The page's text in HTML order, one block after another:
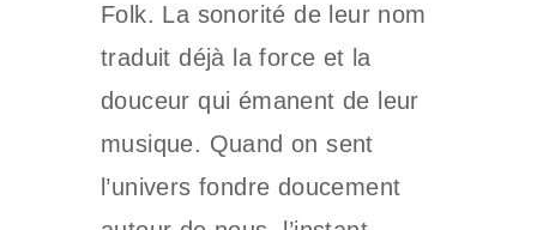
Folk. La sonorité de leur nom
traduit déjà la force et la
douceur qui émanent de leur
musique. Quand on sent
l’univers fondre doucement